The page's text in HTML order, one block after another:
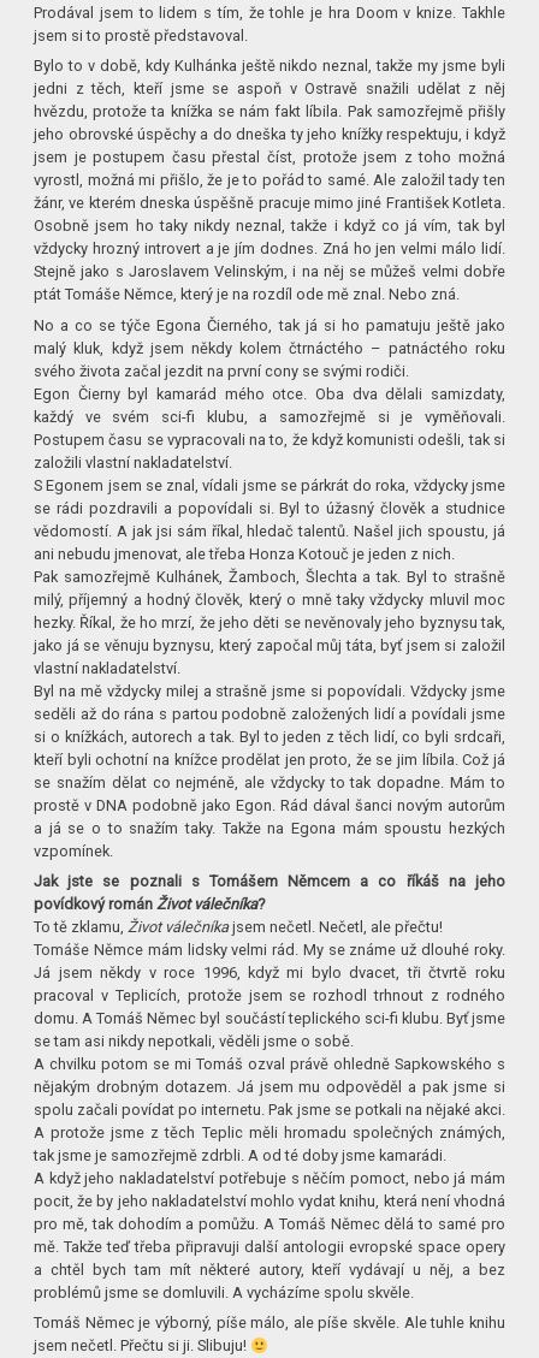
Prodával jsem to lidem s tím, že tohle je hra Doom v knize. Takhle
jsem si to prostě představoval.
Bylo to v době, kdy Kulhánka ještě nikdo neznal, takže my jsme byli
jedni z těch, kteří jsme se aspoň v Ostravě snažili udělat z něj
hvězdu, protože ta knížka se nám fakt líbila. Pak samozřejmě přišly
jeho obrovské úspěchy a do dneška ty jeho knížky respektuju, i když
jsem je postupem času přestal číst, protože jsem z toho možná
vyrostl, možná mi přišlo, že je to pořád to samé. Ale založil tady ten
žánr, ve kterém dneska úspěšně pracuje mimo jiné František Kotleta.
Osobně jsem ho taky nikdy neznal, takže i když co já vím, tak byl
vždycky hrozný introvert a je jím dodnes. Zná ho jen velmi málo lidí.
Stejně jako s Jaroslavem Velinským, i na něj se můžeš velmi dobře
ptát Tomáše Němce, který je na rozdíl ode mě znal. Nebo zná.
No a co se týče Egona Čierného, tak já si ho pamatuju ještě jako
malý kluk, když jsem někdy kolem čtrnáctého – patnáctého roku
svého života začal jezdit na první cony se svými rodiči.
Egon Čierny byl kamarád mého otce. Oba dva dělali samizdaty,
každý ve svém sci-fi klubu, a samozřejmě si je vyměňovali.
Postupem času se vypracovali na to, že když komunisti odešli, tak si
založili vlastní nakladatelství.
S Egonem jsem se znal, vídali jsme se párkrát do roka, vždycky jsme
se rádi pozdravili a popovídali si. Byl to úžasný člověk a studnice
vědomostí. A jak jsi sám říkal, hledač talentů. Našel jich spoustu, já
ani nebudu jmenovat, ale třeba Honza Kotouč je jeden z nich.
Pak samozřejmě Kulhánek, Žamboch, Šlechta a tak. Byl to strašně
milý, příjemný a hodný člověk, který o mně taky vždycky mluvil moc
hezky. Říkal, že ho mrzí, že jeho děti se nevěnovaly jeho byznysu tak,
jako já se věnuju byznysu, který započal můj táta, byť jsem si založil
vlastní nakladatelství.
Byl na mě vždycky milej a strašně jsme si popovídali. Vždycky jsme
seděli až do rána s partou podobně založených lidí a povídali jsme
si o knížkách, autorech a tak. Byl to jeden z těch lidí, co byli srdcaři,
kteří byli ochotní na knížce prodělat jen proto, že se jim líbila. Což já
se snažím dělat co nejméně, ale vždycky to tak dopadne. Mám to
prostě v DNA podobně jako Egon. Rád dával šanci novým autorům
a já se o to snažím taky. Takže na Egona mám spoustu hezkých
vzpomínek.
Jak jste se poznali s Tomášem Němcem a co říkáš na jeho
povídkový románŽivot válečníka?
To tě zklamu,Život válečníkajsem nečetl. Nečetl, ale přečtu!
Tomáše Němce mám lidsky velmi rád. My se známe už dlouhé roky.
Já jsem někdy v roce 1996, když mi bylo dvacet, tři čtvrtě roku
pracoval v Teplicích, protože jsem se rozhodl trhnout z rodného
domu. A Tomáš Němec byl součástí teplického sci-fi klubu. Byť jsme
se tam asi nikdy nepotkali, věděli jsme o sobě.
A chvilku potom se mi Tomáš ozval právě ohledně Sapkowského s
nějakým drobným dotazem. Já jsem mu odpověděl a pak jsme si
spolu začali povídat po internetu. Pak jsme se potkali na nějaké akci.
A protože jsme z těch Teplic měli hromadu společných známých,
tak jsme je samozřejmě zdrbli. A od té doby jsme kamarádi.
A když jeho nakladatelství potřebuje s něčím pomoct, nebo já mám
pocit, že by jeho nakladatelství mohlo vydat knihu, která není vhodná
pro mě, tak dohodím a pomůžu. A Tomáš Němec dělá to samé pro
mě. Takže teď třeba připravuji další antologii evropské space opery
a chtěl bych tam mít některé autory, kteří vydávají u něj, a bez
problémů jsme se domluvili. A vycházíme spolu skvěle.
Tomáš Němec je výborný, píše málo, ale píše skvěle. Ale tuhle knihu
jsem nečetl. Přečtu si ji. Slibuju!